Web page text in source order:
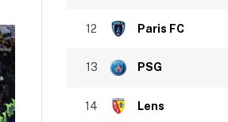
12 Paris FC
13 PSG
14 Lens